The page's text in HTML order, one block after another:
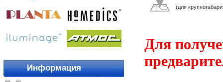
Информация
(для
Для